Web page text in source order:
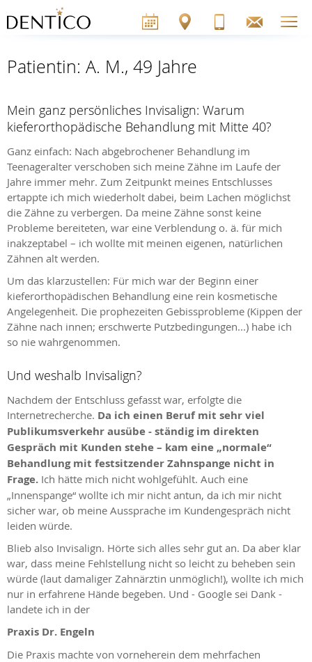
Patientin: A. M., 49 Jahre
Mein ganz persönliches Invisalign: Warum
kieferorthopädische Behandlung mit Mitte 40?
Ganz einfach: Nach abgebrochener Behandlung im
Teenageralter verschoben sich meine Zähne im Laufe der
Jahre immer mehr. Zum Zeitpunkt meines Entschlusses
ertappte ich mich wiederholt dabei, beim Lachen möglichst
die Zähne zu verbergen. Da meine Zähne sonst keine
Probleme bereiteten, war eine Verblendung o. ä. für mich
inakzeptabel – ich wollte mit meinen eigenen, natürlichen
Zähnen alt werden.
Um das klarzustellen: Für mich war der Beginn einer
kieferorthopädischen Behandlung eine rein kosmetische
Angelegenheit. Die prophezeiten Gebissprobleme (Kippen der
Zähne nach innen; erschwerte Putzbedingungen...) habe ich
so nie wahrgenommen.
Und weshalb Invisalign?
Nachdem der Entschluss gefasst war, erfolgte die
Internetrecherche. Da ich einen Beruf mit sehr viel
Publikumsverkehr ausübe - ständig im direkten
Gespräch mit Kunden stehe – kam eine „normale“
Behandlung mit festsitzender Zahnspange nicht in
Frage. Ich hätte mich nicht wohlgefühlt. Auch eine
„Innenspange“ wollte ich mir nicht antun, da ich mir nicht
sicher war, ob meine Aussprache im Kundengespräch nicht
leiden würde.
Blieb also Invisalign. Hörte sich alles sehr gut an. Da aber klar
war, dass meine Fehlstellung nicht so leicht zu beheben sein
würde (laut damaliger Zahnärztin unmöglich!), wollte ich mich
nur in erfahrene Hände begeben. Und - Google sei Dank -
landete ich in der
Praxis Dr. Engeln
Die Praxis machte von vorneherein dem mehrfachen